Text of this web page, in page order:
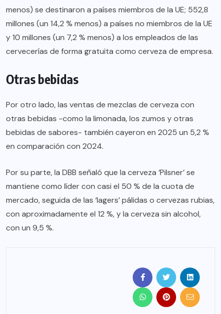
menos) se destinaron a países miembros de la UE; 552,8
millones (un 14,2 % menos) a países no miembros de la UE
y 10 millones (un 7,2 % menos) a los empleados de las
cervecerías de forma gratuita como cerveza de empresa.
Otras bebidas
Por otro lado, las ventas de mezclas de cerveza con
otras bebidas -como la limonada, los zumos y otras
bebidas de sabores- también cayeron en 2025 un 5,2 %
en comparación con 2024.
Por su parte, la DBB señaló que la cerveza ‘Pilsner’ se
mantiene como líder con casi el 50 % de la cuota de
mercado, seguida de las ‘lagers’ pálidas o cervezas rubias,
con aproximadamente el 12 %, y la cerveza sin alcohol,
con un 9,5 %.